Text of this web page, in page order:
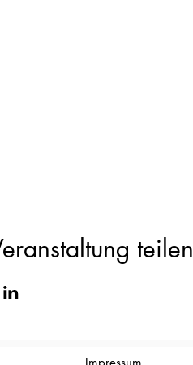
teilen